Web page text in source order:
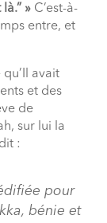
» C’est-à-
entre, et
avait
et des
de
sur lui la
:
pour
bénie et